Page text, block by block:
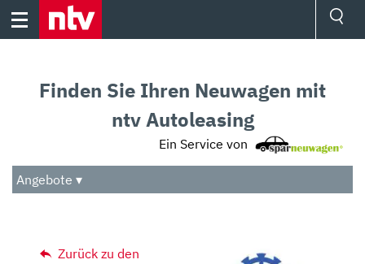
Skip
Audio
Das Beste
Finden Sie Ihren Neuwagen mit
ntv Autoleasing
Ein Service von
Angebote ▾
Zurück zu den